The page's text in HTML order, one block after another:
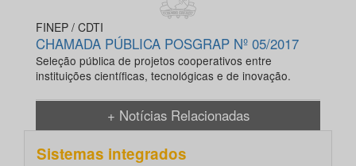
FINEP / CDTI
CHAMADA PÚBLICA POSGRAP Nº 05/2017
Seleção pública de projetos cooperativos entre
instituições científicas, tecnológicas e de inovação.
+ Notícias Relacionadas
Sistemas integrados